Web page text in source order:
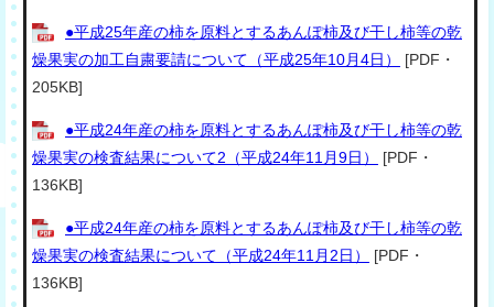
●平成25年産の柿を原料とするあんぽ柿及び干し柿等の乾
燥果実の加工自粛要請について（平成25年10月4日）
[PDF・
205KB]
●平成24年産の柿を原料とするあんぽ柿及び干し柿等の乾
燥果実の検査結果について2（平成24年11月9日）
[PDF・
136KB]
●平成24年産の柿を原料とするあんぽ柿及び干し柿等の乾
燥果実の検査結果について（平成24年11月2日）
[PDF・
136KB]